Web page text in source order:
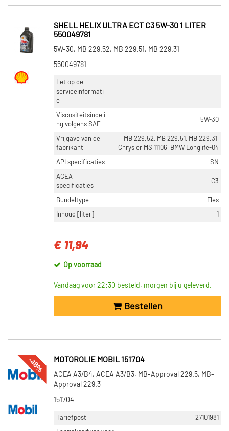
SHELL HELIX ULTRA ECT C3 5W-30 1 LITER
550049781
5W-30, MB 229.52, MB 229.51, MB 229.31
550049781
Let op de
serviceinformati
e
Viscositeitsindeli
ng volgens SAE
5W-30
Vrijgave van de
fabrikant
MB 229.52, MB 229.51, MB 229.31,
Chrysler MS 11106, BMW Longlife-04
API specificaties
SN
ACEA
specificaties
C3
Bundeltype
Fles
Inhoud [liter]
1
€ 11,94
Op voorraad
Vandaag voor 22:30 besteld, morgen bij u geleverd.
Bestellen
-48% MOTOROLIE MOBIL 151704
ACEA A3/B4, ACEA A3/B3, MB-Approval 229.5, MB-
Approval 229.3
151704
Tariefpost
27101981